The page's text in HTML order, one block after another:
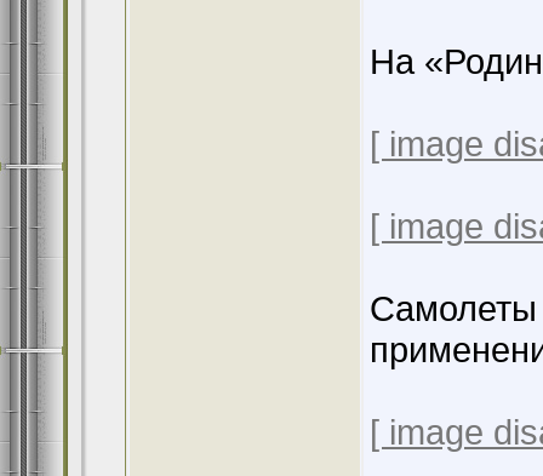
На
[ image
[ image
Самолеты
[ image